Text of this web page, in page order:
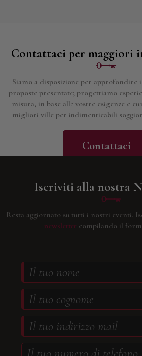
Contattaci per maggiori
Siamo a disposizione per approfondire
proposte presentate; progettiamo
misura, in base alle vostre esigenze e
migliori ville per indimenticabili
Contattaci
Iscriviti alla nostra
Resta aggiornato su tutti i nostri eventi.
newsletter compilando il